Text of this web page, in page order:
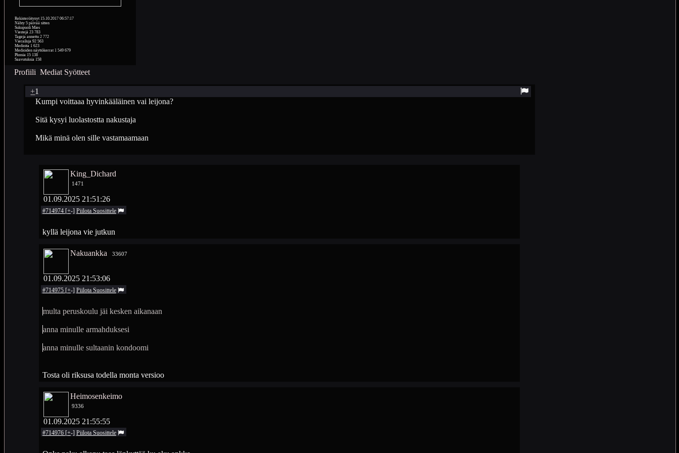
Rekisteröitynyt 15.10.2017 06:57:17
Nähty 5 päivää sitten
Sukupuoli Mies
Viestejä 23 783
Tageja annettu 2 772
Vierailuja 92 563
Medioita 1 623
Medioiden näyttökerrat 1 549 679
Plussia 15 138
Saavutuksia 158
Profiili Mediat Syötteet
+1
Kumpi voittaaa hyvinkääläinen vai leijona?
Sitä kysyi luolastostta nakustaja
Mikä minä olen sille vastamaamaan
King_Dichard
1471
01.09.2025 21:51:26
#714974 [+-] Piilota Suosittele
kyllä leijona vie jutkun
Nakuankka 33607
01.09.2025 21:53:06
#714975 [+-] Piilota Suosittele
multa peruskoulu jäi kesken aikanaan
anna minulle armahduksesi
anna minulle sultaanin kondoomi
Tosta oli riksusa todella monta versioo
Heimosenkeimo
9336
01.09.2025 21:55:55
#714976 [+-] Piilota Suosittele